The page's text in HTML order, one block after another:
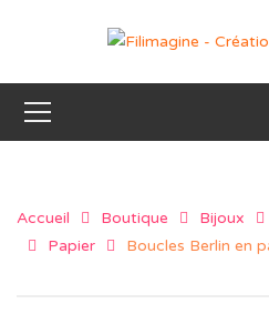
Accueil Boutique Bijoux
Papier
Boucles Berlin en